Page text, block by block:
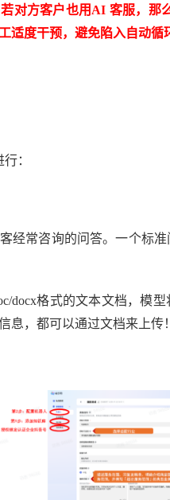
对方客户也用AI 客服，那
适度干预，避免陷入自动循
：
经常咨询的问答。一个标
docx格式的文本文档，模
息，都可以通过文档来上传！